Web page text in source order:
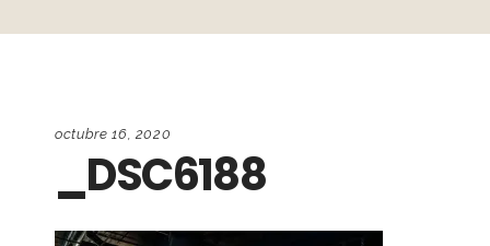
octubre 16, 2020
_DSC6188